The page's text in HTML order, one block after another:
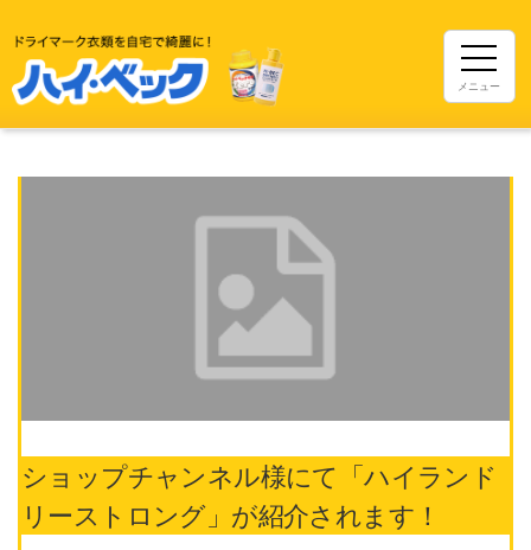
メニュー
ショップチャンネル様にて「ハイランド
リーストロング」が紹介されます！